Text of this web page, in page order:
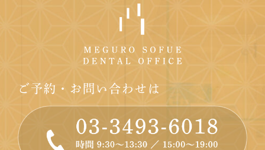
ご予約・お問い合わせは